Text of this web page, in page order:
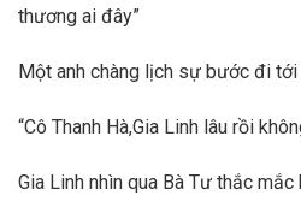
thương ai đây”
Một anh chàng lịch sự bước đi
“Cô Thanh Hà,Gia Linh lâu rồi
Gia Linh nhìn qua Bà Tư thắc mắc